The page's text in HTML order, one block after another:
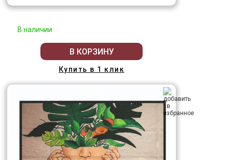
В наличии
В КОРЗИНУ
Купить в 1 клик